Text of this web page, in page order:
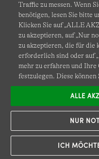
Site Map
Diese Website ist durch
Datenschutzerklärung
©
Traffic zu messen. Wenn
benötigen, lesen Sie bitte
Klicken Sie auf „ALLE
zu akzeptieren, auf „Nur
zu akzeptieren, die für die
erforderlich sind oder auf
mehr zu erfahren und Ihre
festzulegen. Diese
ICH
NUR
ALLE